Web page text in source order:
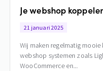
Je webshop
21 januari 2025
Wij maken regelmatig
webshop systemen zoals
WooCommerce en